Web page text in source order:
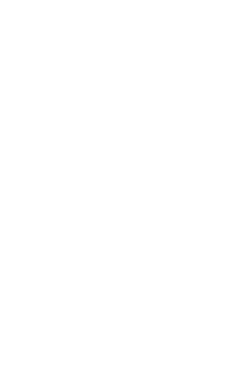
vse to je bilo v tednu otroka
Zapisala: Vzgojiteljica Sandra